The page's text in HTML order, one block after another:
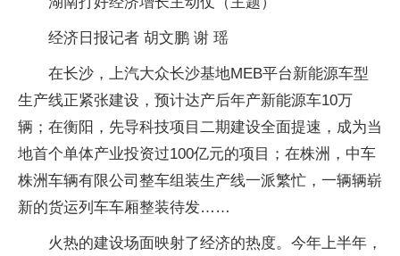
经济日报记者 胡文鹏 谢 瑶
在长沙，上汽大众长沙基地MEB平台新能源车型
生产线正紧张建设，预计达产后年产新能源车10万
辆；在衡阳，先导科技项目二期建设全面提速，成为当
地首个单体产业投资过100亿元的项目；在株洲，中车
株洲车辆有限公司整车组装生产线一派繁忙，一辆辆崭
新的货运列车车厢整装待发……
火热的建设场面映射了经济的热度。今年上半年，